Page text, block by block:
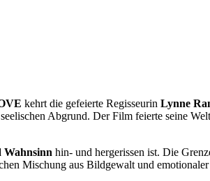
kehrt die gefeierte Regisseurin Lynne
Abgrund. Der Film feierte seine
Wahnsinn hin- und hergerissen ist. Die
Mischung aus Bildgewalt und